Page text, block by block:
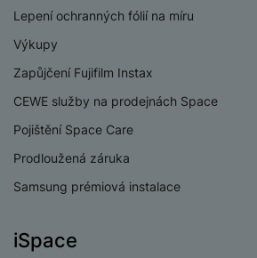
Lepení ochranných fólií na míru
Výkupy
Zapůjčení Fujifilm Instax
CEWE služby na prodejnách Space
Pojištění Space Care
Prodloužená záruka
Samsung prémiová instalace
iSpace